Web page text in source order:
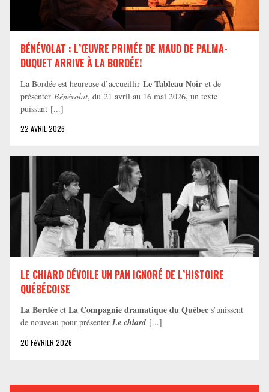
BÉNÉVOLAT : L’ŒUVRE PRIMÉE DE MAUD DE PALMA-
DUQUET ARRIVE À LA BORDÉE!
La Bordée est heureuse d’accueillir Le Tableau Noir et de
présenter Bénévolat, du 21 avril au 16 mai 2026, un texte
puissant [...]
22 AVRIL 2026
LE CHIARD DÉVOILE UN PAN IGNORÉ DE L’HISTOIRE
QUÉBÉCOISE
La Bordée et La Compagnie dramatique du Québec s’unissent
de nouveau pour présenter Le chiard [...]
20 FéVRIER 2026